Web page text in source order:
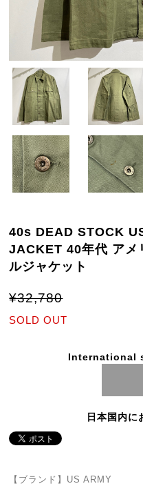
40s DEAD STOCK
JACKET 40年代 アメ
ルジャケット
¥32,780
SOLD OUT
International
日本国内に
【ブランド】US ARMY